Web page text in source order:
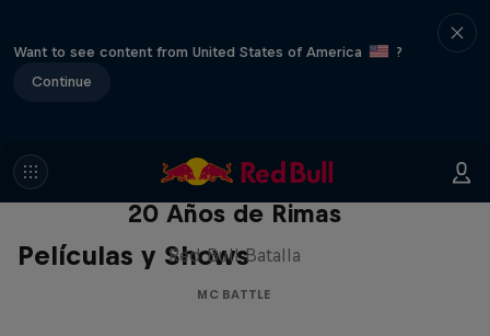
Want to see content from United States of America
?
Continue
Películas y Shows
Red Bull Batalla Nueva Historia:
20 Años de Rimas
Red Bull Batalla
MC BATTLE